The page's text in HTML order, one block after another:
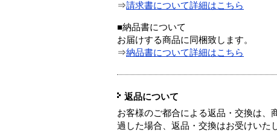
⇒請求書について詳細はこちら
■納品書について
お届けする商品に同梱致します。
⇒納品書について詳細はこちら
返品について
お客様のご都合による返品・交換は、
過した場合、返品・交換はお受けいた